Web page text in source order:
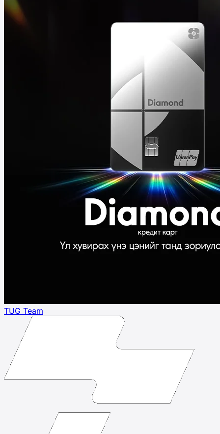
TUG Team